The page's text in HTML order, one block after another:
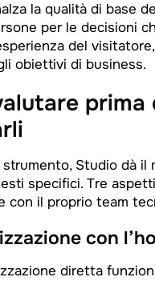
la qualità di base
per le decisioni
del
obiettivi di business.
prima
Studio dà il
specifici. Tre
con il proprio team
con
diretta